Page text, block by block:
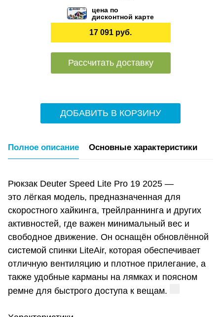
цена по
дисконтной карте
17 091 руб.
Рассчитать доставку
ДОБАВИТЬ В КОРЗИНУ
Полное описание Основные характеристики
Рюкзак Deuter Speed Lite Pro 19 2025 —
это лёгкая модель, предназначенная для
скоростного хайкинга, трейлраннинга и других
активностей, где важен минимальный вес и
свободное движение. Он оснащён обновлённой
системой спинки LiteAir, которая обеспечивает
отличную вентиляцию и плотное прилегание, а
также удобные карманы на лямках и поясном
ремне для быстрого доступа к вещам.